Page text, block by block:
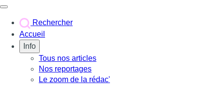
Rechercher
Accueil
Info
Tous nos articles
Nos reportages
Le zoom de la rédac'